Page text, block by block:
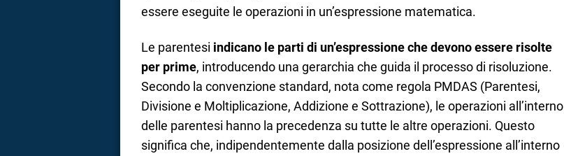
essere eseguite le operazioni in un’espressione matematica.
Le parentesi indicano le parti di un’espressione che devono essere risolte
per prime, introducendo una gerarchia che guida il processo di risoluzione.
Secondo la convenzione standard, nota come regola PMDAS (Parentesi,
Divisione e Moltiplicazione, Addizione e Sottrazione), le operazioni all’interno
delle parentesi hanno la precedenza su tutte le altre operazioni. Questo
significa che, indipendentemente dalla posizione dell’espressione all’interno